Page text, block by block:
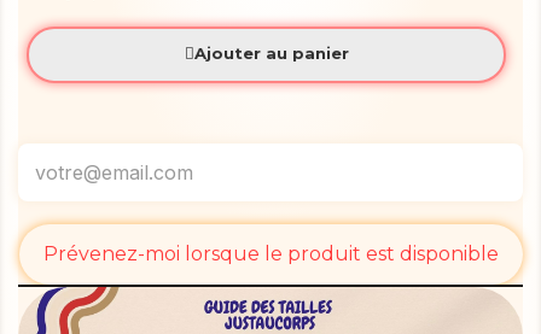
Ajouter au panier
Prévenez-moi lorsque le produit est disponible